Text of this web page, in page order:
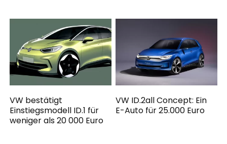
VW bestätigt
Einstiegsmodell ID.1 für
weniger als 20 000 Euro
VW ID.2all Concept: Ein
E-Auto für 25.000 Euro